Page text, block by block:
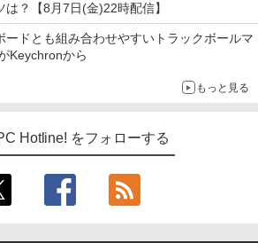
？【8月7日(金)22時配信】
ードとも組み合わせやすいトラックボールマ
Keychronから
もっと見る
Hotline! をフォローする